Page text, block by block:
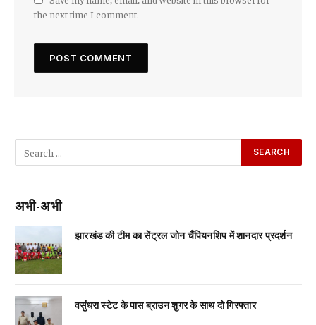
the next time I comment.
अभी-अभी
झारखंड की टीम का सेंट्रल जोन चैंपियनशिप में शानदार प्रदर्शन
वसुंधरा स्टेट के पास ब्राउन शुगर के साथ दो गिरफ्तार